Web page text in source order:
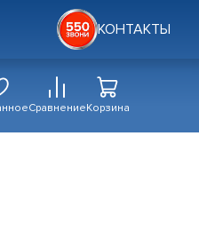
КОНТАКТЫ
СравнениеКорзина